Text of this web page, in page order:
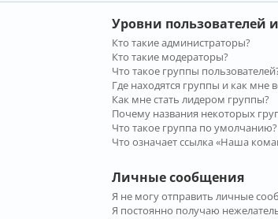
Уровни пользователей
Кто такие администраторы?
Кто такие модераторы?
Что такое группы
Где находятся группы и как мне
Как мне стать лидером группы?
Почему названия некоторых
Что такое группа по умолчанию?
Что означает ссылка «Наша
Личные сообщения
Я не могу отправить личные
Я постоянно получаю